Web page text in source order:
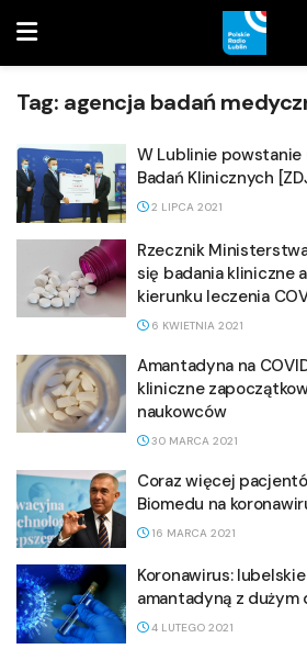
Tag: agencja badań
W Lublinie
Badań Klinicznych
2 LIPCA 2021
Rzecznik
się badania kliniczne
kierunku leczenia
6 KWIETNIA 2021
Amantadyna na
kliniczne
naukowców
30 MARCA 2021
Coraz więcej
Biomedu na
16 MARCA 2021
Koronawirus:
amantadyną z dużym
4 LUTEGO 2021